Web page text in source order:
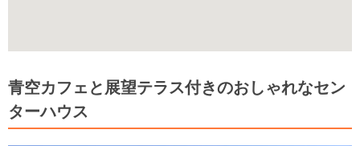
青空カフェと展望テラス付きのおしゃれなセン
ターハウス